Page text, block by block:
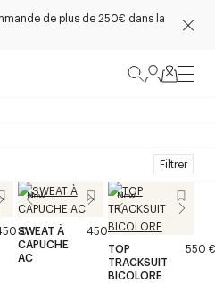
de plus de 250€ dans la
Filtrer
€
New
SWEAT À
CAPUCHE
AC
450 €
New
TOP
TRACKSUIT
BICOLORE
550 €